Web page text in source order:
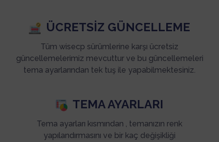
ÜCRETSIZ GÜNCELLEME
Tüm wisecp sürümlerine karşı ücretsiz
güncellemelerimiz mevcuttur ve bu güncellemeleri
tema ayarlarından tek tuş ile yapabilmektesiniz.
TEMA AYARLARI
Tema ayarları kısmından , temanızın renk
yapılandırmasını ve bir kaç değişikliği